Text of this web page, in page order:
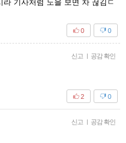
기사처럼 노을 보면 차 끊김ㄷ
0
0
신고 | 공감 확인
0
2
신고 | 공감 확인